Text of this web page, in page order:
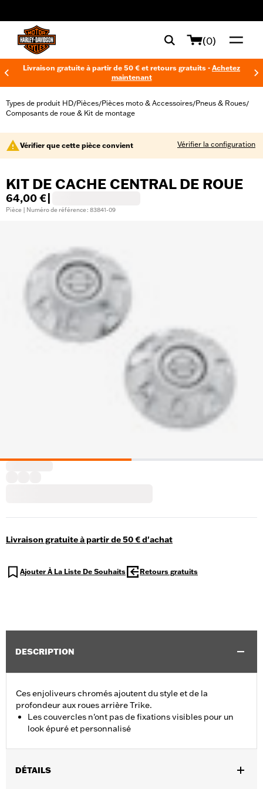
(0)
Livraison gratuite à partir de 50 € et retours gratuits - Achetez
maintenant
Types de produit HD/Pièces/Pièces moto & Accessoires/Pneus & Roues/
Composants de roue & Kit de montage
Vérifier que cette pièce convient Vérifier la configuration
KIT DE CACHE CENTRAL DE ROUE
64,00 €
Pièce | Numéro de référence : 83841-09
Livraison gratuite à partir de 50 € d'achat
Ajouter À La Liste De Souhaits Retours gratuits
DESCRIPTION
Ces enjoliveurs chromés ajoutent du style et de la
profondeur aux roues arrière Trike.
Les couvercles n'ont pas de fixations visibles pour un
look épuré et personnalisé
DÉTAILS